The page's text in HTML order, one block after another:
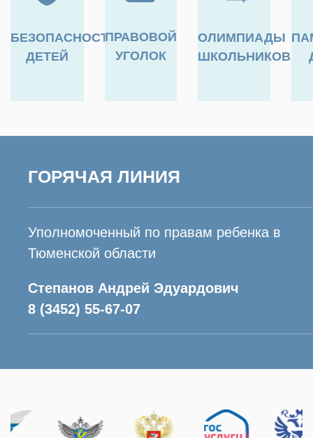
БЕЗОПАСНОСТЬ
ДЕТЕЙ
ПРАВОВОЙ
УГОЛОК
ОЛИМПИАДЫ
ШКОЛЬНИКОВ
ГОРЯЧАЯ ЛИНИЯ
Уполномоченный по правам ребенка в
Тюменской области
Степанов Андрей Эдуардович
8 (3452) 55-67-07